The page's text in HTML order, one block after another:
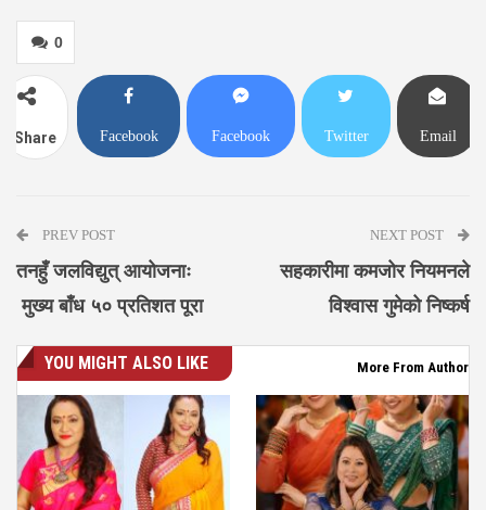
0
Share Facebook Facebook Twitter Email
PREV POST
तनहुँ जलविद्युत् आयोजनाः
मुख्य बाँध ५० प्रतिशत पूरा
NEXT POST
सहकारीमा कमजोर नियमनले
विश्वास गुमेको निष्कर्ष
YOU MIGHT ALSO LIKE More From Author